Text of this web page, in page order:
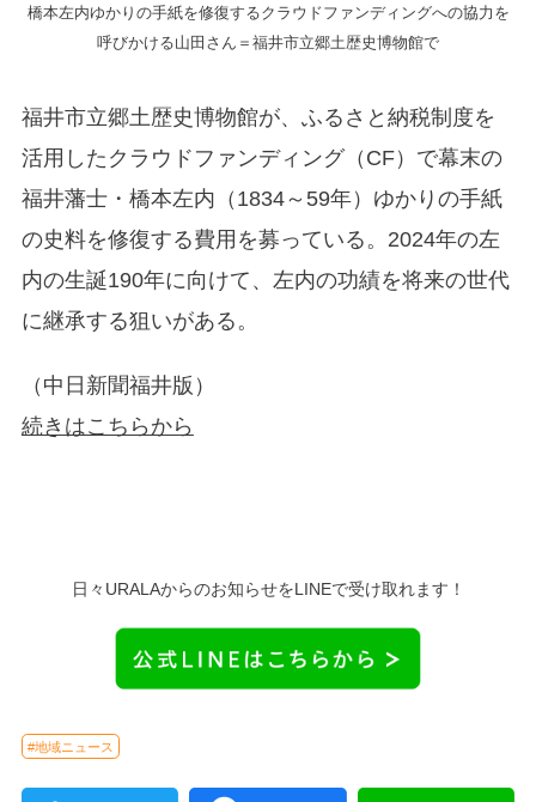
橋本左内ゆかりの手紙を修復するクラウドファンディングへの協力を
呼びかける山田さん＝福井市立郷土歴史博物館で
福井市立郷土歴史博物館が、ふるさと納税制度を
活用したクラウドファンディング（CF）で幕末の
福井藩士・橋本左内（1834～59年）ゆかりの手紙
の史料を修復する費用を募っている。2024年の左
内の生誕190年に向けて、左内の功績を将来の世代
に継承する狙いがある。
（中日新聞福井版）
続きはこちらから
日々URALAからのお知らせをLINEで受け取れます！
#地域ニュース